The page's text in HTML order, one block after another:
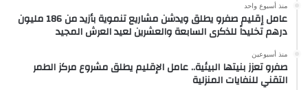
منذ أسبوع واحد
عامل إقليم صفرو يطلق ويدشن مشاريع تنموية بأزيد من 186 مليون
درهم تخليداً للذكرى السابعة والعشرين لعيد العرش المجيد
منذ أسبوعين
صفرو تعزز بنيتها البيئية.. عامل الإقليم يطلق مشروع مركز الطمر
التقني للنفايات المنزلية